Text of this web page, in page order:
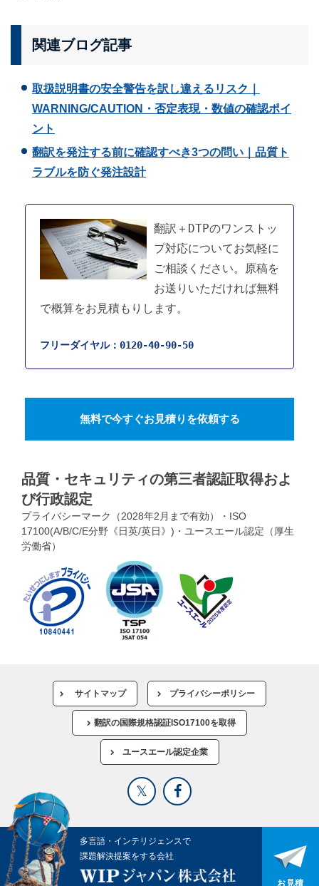
関連ブログ記事
取扱説明書の安全警告を訳し違えるリスク｜
WARNING/CAUTION・否定表現・数値の確認ポイ
ント
翻訳を発注する前に確認すべき3つの問い｜品質ト
ラブルを防ぐ発注設計
翻訳＋DTPのワンストッ
プ対応についてお気軽に
ご相談ください。原稿を
お送りいただければ無料
で概算をお見積もりします。
フリーダイヤル：0120-40-90-50
無料で今すぐお見積りを依頼する
品質・セキュリティの第三者認証取得およ
び行政認定
プライバシーマーク（2028年2月まで有効）・ISO
17100(A/B/C/E分野《日英/英日》)・ユースエール認定（厚生
労働省）
サイトマップ プライバシーポリシー
翻訳の国際規格認証ISO17100を取得
ユースエール認定企業
多言語・インテリジェンスで
課題解決提案をする会社
お見積